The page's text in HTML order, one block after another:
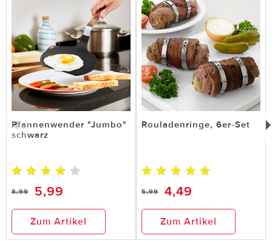
Pfannenwender "Jumbo"
schwarz
8,99 5,99
Zum Artikel
Rouladenringe, 6er-Set
5,99 4,49
Zum Artikel